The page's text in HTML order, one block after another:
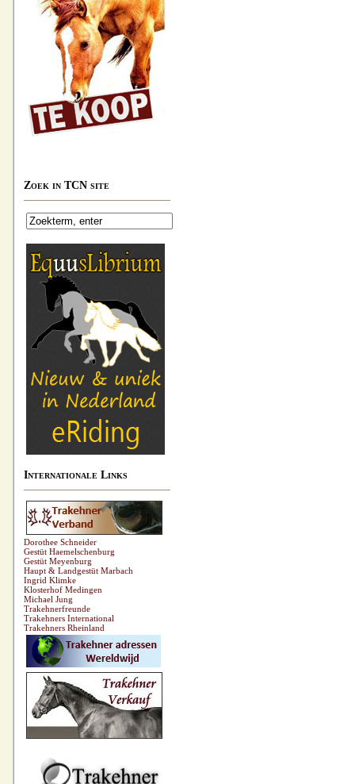
Zoek in TCN site
Internationale Links
Dorothee Schneider
Gestüt Haemelschenburg
Gestüt Meyenburg
Haupt & Landgestüt Marbach
Ingrid Klimke
Klosterhof Medingen
Michael Jung
Trakehnerfreunde
Trakehners International
Trakehners Rheinland